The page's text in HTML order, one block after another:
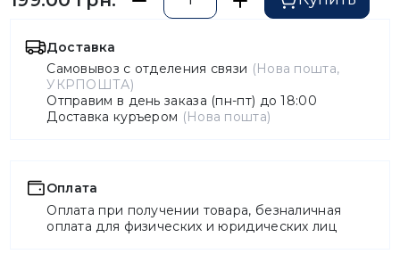
Доставка
Самовывоз с отделения связи (Нова пошта,
УКРПОШТА)
Отправим в день заказа (пн-пт) до 18:00
Доставка куръером (Нова пошта)
Оплата
Оплата при получении товара, безналичная
оплата для физических и юридических лиц